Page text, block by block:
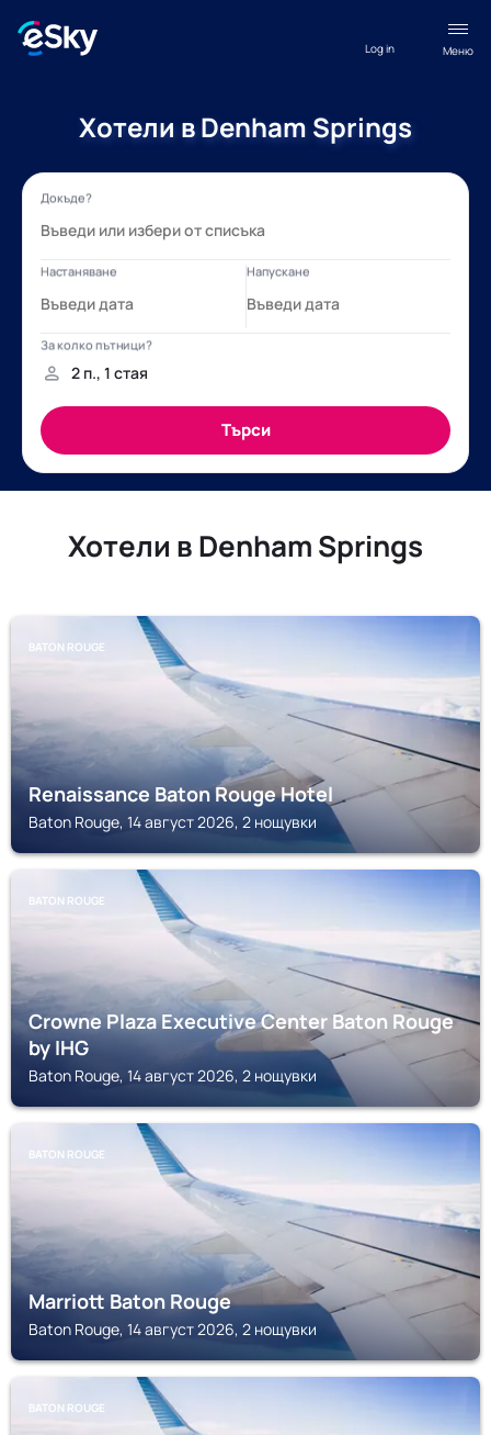
Меню
Log in
Хотели в Denham Springs
Хотели в Denham Springs
BATON ROUGE
Renaissance Baton Rouge Hotel
Baton Rouge, 14 август 2026, 2 нощувки
BATON ROUGE
Crowne Plaza Executive Center Baton Rouge
by IHG
Baton Rouge, 14 август 2026, 2 нощувки
BATON ROUGE
Marriott Baton Rouge
Baton Rouge, 14 август 2026, 2 нощувки
BATON ROUGE